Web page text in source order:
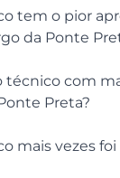
tem o pior
da Ponte
técnico com
Preta?
mais vezes